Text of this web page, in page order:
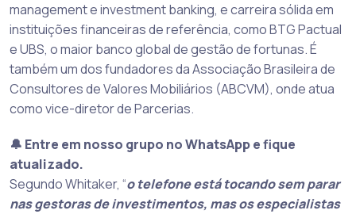
management e investment banking, e carreira sólida em
instituições financeiras de referência, como BTG Pactual
e UBS, o maior banco global de gestão de fortunas. É
também um dos fundadores da Associação Brasileira de
Consultores de Valores Mobiliários (ABCVM), onde atua
como vice-diretor de Parcerias.
🔔 Entre em nosso grupo no WhatsApp e fique
atualizado.
Segundo Whitaker, “o telefone está tocando sem parar
nas gestoras de investimentos, mas os especialistas